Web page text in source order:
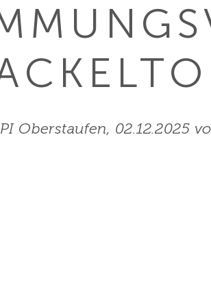
PI Oberstaufen, 02.12.2025